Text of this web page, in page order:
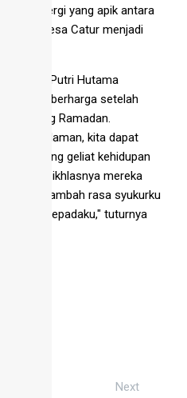
Sinergi yang apik antara
Desa Catur menjadi
Mirza Putri Hutama
berharga setelah
Kampung Ramadan.
nilai keislaman, kita dapat
langsung geliat kehidupan
dan ikhlasnya mereka
hari menambah rasa syukurku
Swt. kepadaku," tuturnya
Next